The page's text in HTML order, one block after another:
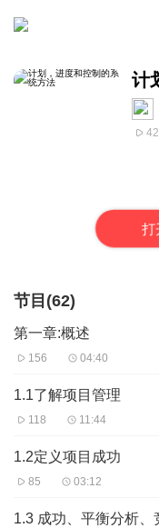
计
打
节目(62)
第一章:概述
156 04:40
1.1了解项目管理
118 11:44
1.2定义项目成功
85 03:12
1.3 成功、平衡分析、